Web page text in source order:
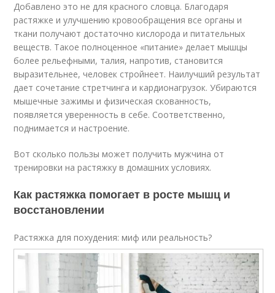
Добавлено это не для красного словца. Благодаря
растяжке и улучшению кровообращения все органы и
ткани получают достаточно кислорода и питательных
веществ. Такое полноценное «питание» делает мышцы
более рельефными, талия, напротив, становится
выразительнее, человек стройнеет. Наилучший результат
дает сочетание стретчинга и кардионагрузок. Убираются
мышечные зажимы и физическая скованность,
появляется уверенность в себе. Соответственно,
поднимается и настроение.
Вот сколько пользы может получить мужчина от
тренировки на растяжку в домашних условиях.
Как растяжка помогает в росте мышц и
восстановлении
Растяжка для похудения: миф или реальность?